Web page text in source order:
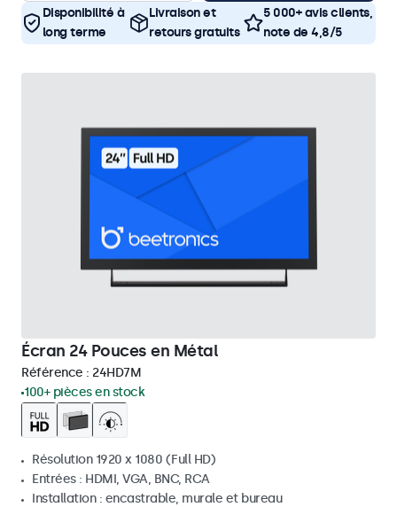
Disponibilité à
long terme
Livraison et
retours gratuits
5 000+ avis clients,
note de 4,8/5
Écran 24 Pouces en Métal
Référence : 24HD7M
100+ pièces en stock
Résolution 1920 x 1080 (Full HD)
Entrées : HDMI, VGA, BNC, RCA
Installation : encastrable, murale et bureau